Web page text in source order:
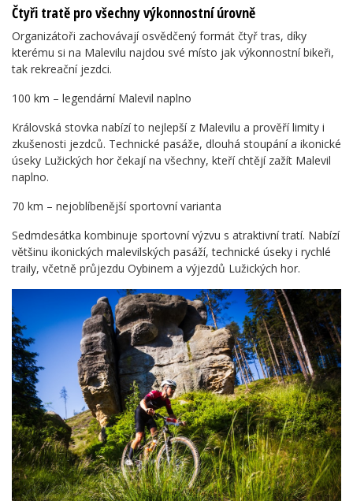
Čtyři tratě pro všechny výkonnostní úrovně
Organizátoři zachovávají osvědčený formát čtyř tras, díky
kterému si na Malevilu najdou své místo jak výkonnostní bikeři,
tak rekreační jezdci.
100 km – legendární Malevil naplno
Královská stovka nabízí to nejlepší z Malevilu a prověří limity i
zkušenosti jezdců. Technické pasáže, dlouhá stoupání a ikonické
úseky Lužických hor čekají na všechny, kteří chtějí zažít Malevil
naplno.
70 km – nejoblíbenější sportovní varianta
Sedmdesátka kombinuje sportovní výzvu s atraktivní tratí. Nabízí
většinu ikonických malevilských pasáží, technické úseky i rychlé
traily, včetně průjezdu Oybinem a výjezdů Lužických hor.